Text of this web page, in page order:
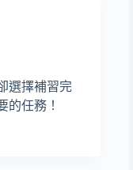
選擇補習完
的任務！